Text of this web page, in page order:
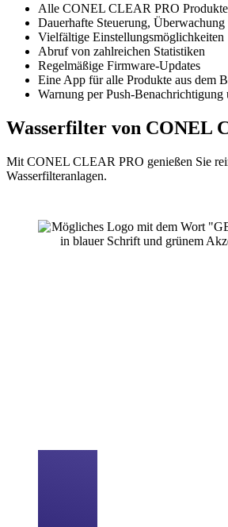
Alle CONEL CLEAR PRO
Dauerhafte Steuerung,
Vielfältige Einstellungsmöglichkeiten
Abruf von zahlreichen Statistiken
Regelmäßige Firmware-Updates
Eine App für alle Produkte aus dem
Warnung per Push-
Wasserfilter von CONEL
Mit CONEL CLEAR PRO genießen Sie
Wasserfilteranlagen.